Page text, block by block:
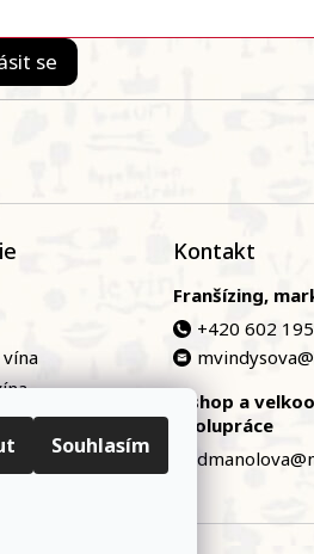
Souhlasím
se
Kontakt
Franšízing,
+420 602
E-shop a
spolupráce